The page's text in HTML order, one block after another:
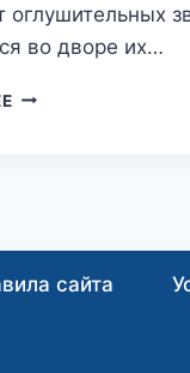
оглушительных
во дворе их…
АРМЯНЕ,
ОТПРАВЯТСЯ
сайта